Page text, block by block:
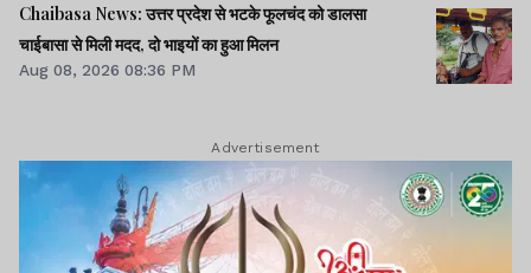
Chaibasa News: उत्तर प्रदेश से भटके फूलचंद को डालसा
चाईबासा से मिली मदद, दो भाइयों का हुआ मिलन
Aug 08, 2026 08:36 PM
Advertisement